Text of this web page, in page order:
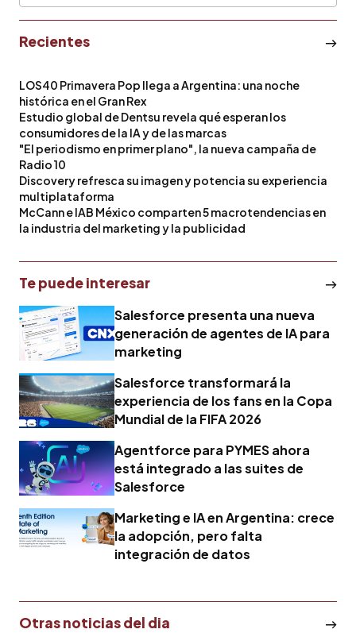
Recientes
LOS40 Primavera Pop llega a Argentina: una noche
histórica en el Gran Rex
Estudio global de Dentsu revela qué esperan los
consumidores de la IA y de las marcas
"El periodismo en primer plano", la nueva campaña de
Radio 10
Discovery refresca su imagen y potencia su experiencia
multiplataforma
McCann e IAB México comparten 5 macrotendencias en
la industria del marketing y la publicidad
Te puede interesar
Salesforce presenta una nueva
generación de agentes de IA para
marketing
Salesforce transformará la
experiencia de los fans en la Copa
Mundial de la FIFA 2026
Agentforce para PYMES ahora
está integrado a las suites de
Salesforce
Marketing e IA en Argentina: crece
la adopción, pero falta
integración de datos
Otras noticias del dia